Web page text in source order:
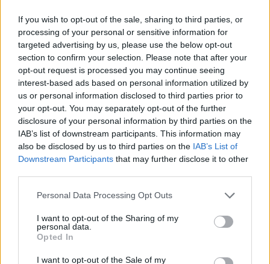
If you wish to opt-out of the sale, sharing to third parties, or
processing of your personal or sensitive information for
targeted advertising by us, please use the below opt-out
section to confirm your selection. Please note that after your
opt-out request is processed you may continue seeing
interest-based ads based on personal information utilized by
us or personal information disclosed to third parties prior to
your opt-out. You may separately opt-out of the further
disclosure of your personal information by third parties on the
IAB’s list of downstream participants. This information may
also be disclosed by us to third parties on the IAB’s List of
Downstream Participants that may further disclose it to other
Personal Data Processing Opt Outs
I want to opt-out of the Sharing of my
personal data.
Opted In
I want to opt-out of the Sale of my
Bonus Malus
voto
Quotazioni